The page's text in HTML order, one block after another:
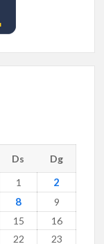
Ds
Dg
1
2
8
9
15
16
22 23